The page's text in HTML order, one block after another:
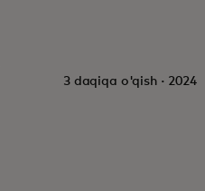
3 daqiqa o'qish · 2024